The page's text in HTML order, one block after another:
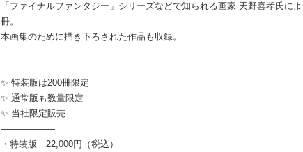
「ファイナルファンタジー」シリーズなどで知られる画家 天野喜孝氏に
冊。
本画集のために描き下ろされた作品も収録。
――――――
✨ 特装版は200冊限定
✨ 通常版も数量限定
✨ 当社限定販売
――――――
・特装版 22,000円（税込）